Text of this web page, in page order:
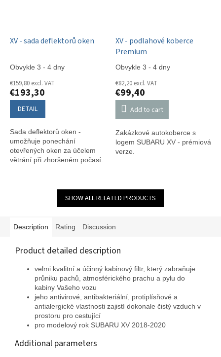
XV - sada deflektorů oken
Obvykle 3 - 4 dny
€159,80 excl. VAT
€193,30
DETAIL
Sada deflektorů oken -
umožňuje ponechání
otevřených oken za účelem
větrání při zhoršeném počasí.
XV - podlahové koberce
Premium
Obvykle 3 - 4 dny
€82,20 excl. VAT
€99,40
Add to cart
Zakázkové autokoberce s
logem SUBARU XV - prémiová
verze.
SHOW ALL RELATED PRODUCTS
Description Rating Discussion
Product detailed description
velmi kvalitní a účinný kabinový filtr, který zabraňuje
průniku pachů, atmosférického prachu a pylu do
kabiny Vašeho vozu
jeho antivirové, antibakteriální, protiplísňové a
antialergické vlastnosti zajistí dokonale čistý vzduch v
prostoru pro cestující
pro modelový rok SUBARU XV 2018-2020
Additional parameters